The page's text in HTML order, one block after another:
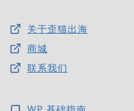
关于歪猫出海
商城
联系我们